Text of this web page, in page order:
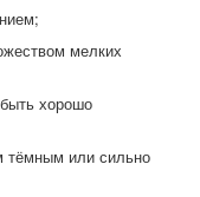
мелких
хорошо
тёмным или сильно